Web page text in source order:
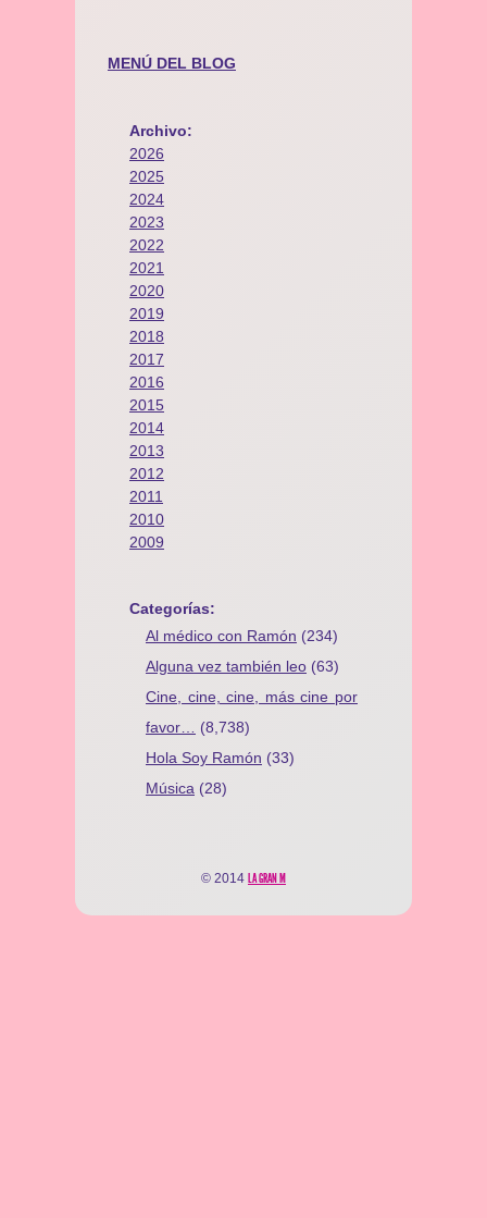
MENÚ DEL BLOG
Archivo:
2026
2025
2024
2023
2022
2021
2020
2019
2018
2017
2016
2015
2014
2013
2012
2011
2010
2009
Categorías:
Al médico con Ramón (234)
Alguna vez también leo (63)
Cine, cine, cine, más cine por
favor…
(8,738)
Hola Soy Ramón (33)
Música (28)
© 2014 LA GRAN M